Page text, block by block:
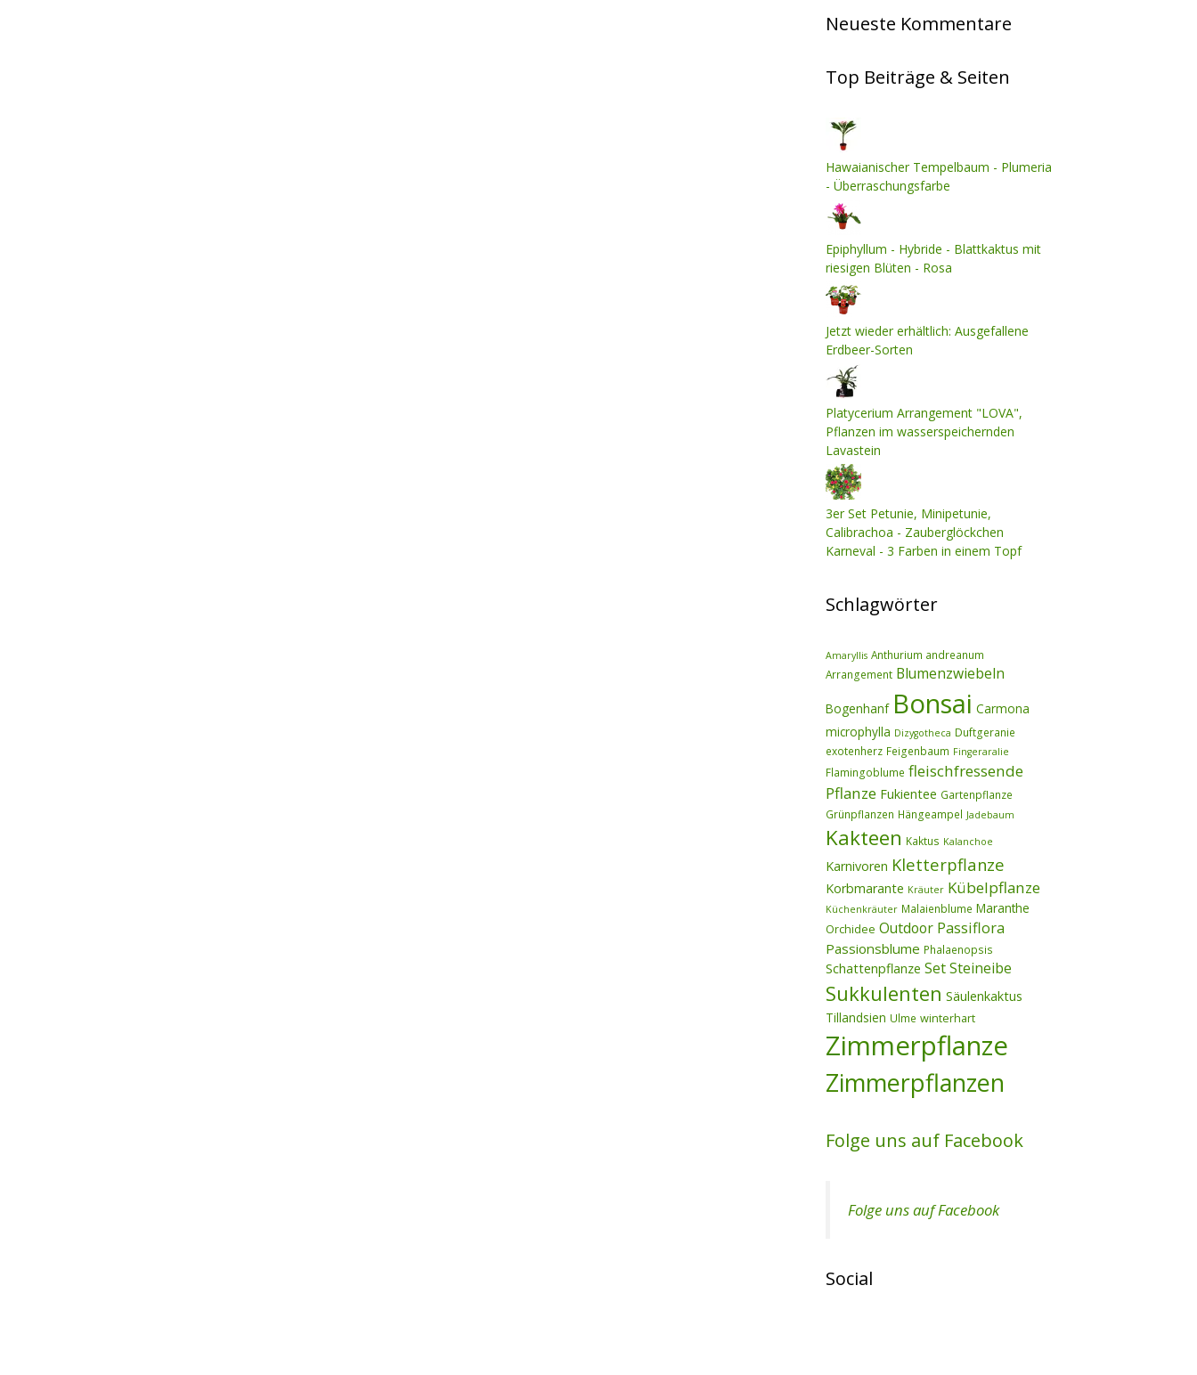
Neueste Kommentare
Top Beiträge & Seiten
Hawaianischer Tempelbaum - Plumeria
- Überraschungsfarbe
Epiphyllum - Hybride - Blattkaktus mit
riesigen Blüten - Rosa
Jetzt wieder erhältlich: Ausgefallene
Erdbeer-Sorten
Platycerium Arrangement "LOVA",
Pflanzen im wasserspeichernden
Lavastein
3er Set Petunie, Minipetunie,
Calibrachoa - Zauberglöckchen
Karneval - 3 Farben in einem Topf
Schlagwörter
Amaryllis Anthurium andreanum
Arrangement Blumenzwiebeln
Bogenhanf Bonsai Carmona
microphylla Dizygotheca Duftgeranie
exotenherz Feigenbaum Fingeraralie
Flamingoblume fleischfressende
Pflanze Fukientee Gartenpflanze
Grünpflanzen Hängeampel Jadebaum
Kakteen Kaktus Kalanchoe
Karnivoren Kletterpflanze
Korbmarante Kräuter Kübelpflanze
Küchenkräuter Malaienblume Maranthe
Orchidee Outdoor Passiflora
Passionsblume Phalaenopsis
Schattenpflanze SetSteineibe
Sukkulenten Säulenkaktus
Tillandsien Ulme winterhart
Zimmerpflanze
Zimmerpflanzen
Folge uns auf Facebook
Folge uns auf Facebook
Social